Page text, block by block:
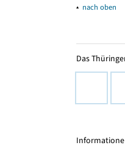
▴ nach oben
Das